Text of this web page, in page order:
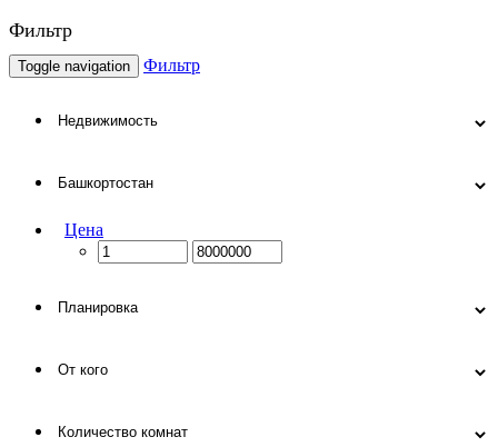
Фильтр
Toggle navigation Фильтр
Цена